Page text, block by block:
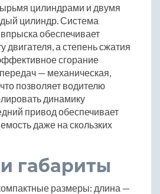
цилиндрами и двумя
цилиндр. Система
обеспечивает
двигателя, а степень сжатия
сгорание
— механическая,
позволяет водителю
динамику
привод обеспечивает
даже на скользких
габариты
размеры: длина —